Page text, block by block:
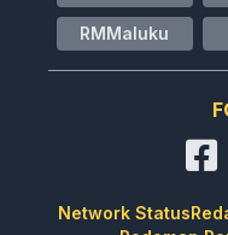
RMMaluku
Network Status